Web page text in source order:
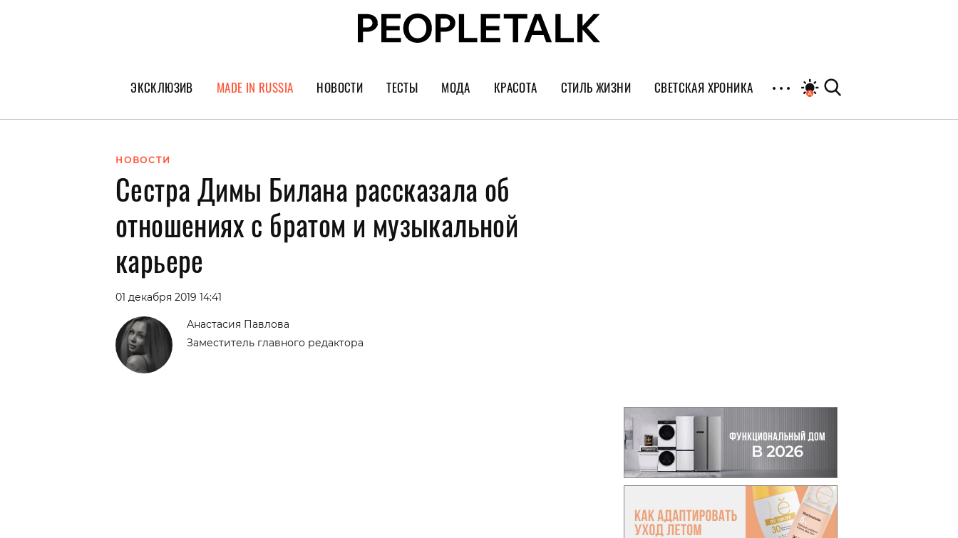
ЭКСКЛЮЗИВ
ГЕРОИ PEOPLETALK
ПОКОЛЕНИЕ
MADE IN RUSSIA НОВОСТИ ТЕСТЫ МОДА
Тренды
Как носить
Украшения и часы
КРАСОТА
Уход за лицом
Маникюр
Парфюм
Спорт
СТИЛЬ ЖИЗНИ
Культура
СВЕТСКАЯ ХРОНИКА
НОВОСТИ
Сестра Димы Билана рассказала об
отношениях с братом и музыкальной
карьере
01 декабря 2019 14:41
Анастасия Павлова
Заместитель главного редактора